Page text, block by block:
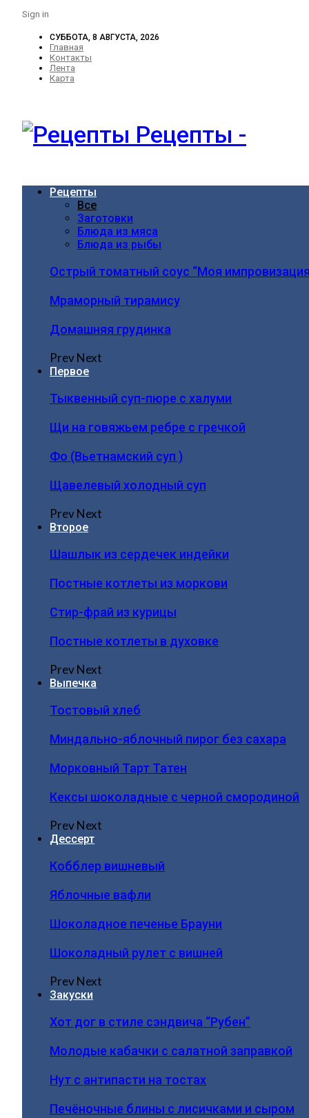
Sign in
СУББОТА, 8 АВГУСТА, 2026
Главная
Контакты
Лента
Карта
Рецепты -
Рецепты
Все
Заготовки
Блюда из мяса
Блюда из рыбы
Острый томатный соус “Моя
Мраморный тирамису
Домашняя грудинка
PrevNext
Первое
Тыквенный суп-пюре с халуми
Щи на говяжьем ребре с гречкой
Фо (Вьетнамский суп )
Щавелевый холодный суп
PrevNext
Второе
Шашлык из сердечек индейки
Постные котлеты из моркови
Стир-фрай из курицы
Постные котлеты в духовке
PrevNext
Выпечка
Тостовый хлеб
Миндально-яблочный пирог без сахара
Морковный Тарт Татен
Кексы шоколадные с черной смородиной
PrevNext
Дессерт
Кобблер вишневый
Яблочные вафли
Шоколадное печенье Брауни
Шоколадный рулет с вишней
PrevNext
Закуски
Хот дог в стиле сэндвича “Рубен”
Молодые кабачки с салатной заправкой
Нут с антипасти на тостах
Печёночные блины с лисичками и сыром